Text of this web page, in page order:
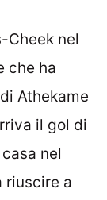
Cheek nel
che ha
Athekame
il gol di
nel
riuscire a